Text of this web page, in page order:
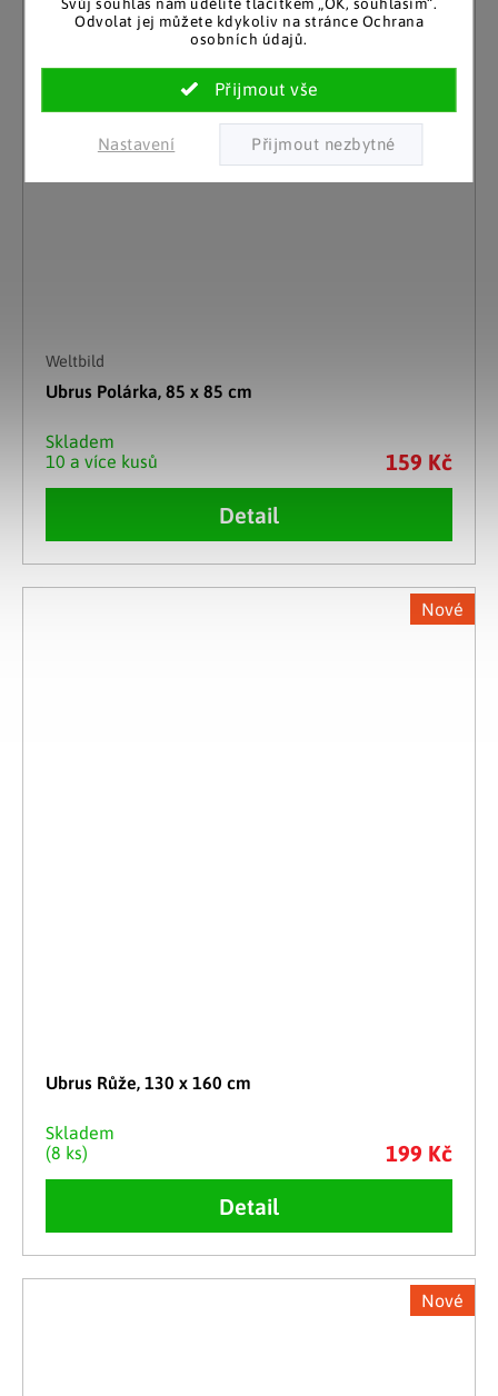
Odvolat jej můžete kdykoliv na stránce Ochrana
osobních údajů.
Nastavení
Weltbild
Ubrus Polárka, 85 x 85 cm
Skladem
10 a více kusů
159 Kč
Detail
Nové
Ubrus Růže, 130 x 160 cm
Skladem
(8 ks)
199 Kč
Detail
Nové